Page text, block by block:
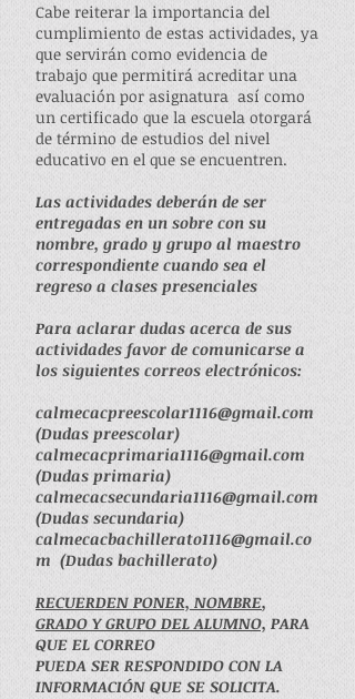
Cabe reiterar la importancia del
cumplimiento de estas actividades, ya
que servirán como evidencia de
trabajo que permitirá acreditar una
evaluación por asignatura así como
un certificado que la escuela otorgará
de término de estudios del nivel
educativo en el que se encuentren.
Las actividades deberán de ser
entregadas en un sobre con su
nombre, grado y grupo al maestro
correspondiente cuando sea el
regreso a clases presenciales
Para aclarar dudas acerca de sus
actividades favor de comunicarse a
los siguientes correos electrónicos:
calmecacpreescolar1116@gmail.com
(Dudas preescolar)
calmecacprimaria1116@gmail.com
(Dudas primaria)
calmecacsecundaria1116@gmail.com
(Dudas secundaria)
calmecacbachillerato1116@gmail.co
m (Dudas bachillerato)
RECUERDEN PONER, NOMBRE,
GRADO Y GRUPO DEL ALUMNO, PARA
QUE EL CORREO
PUEDA SER RESPONDIDO CON LA
INFORMACIÓN QUE SE SOLICITA.